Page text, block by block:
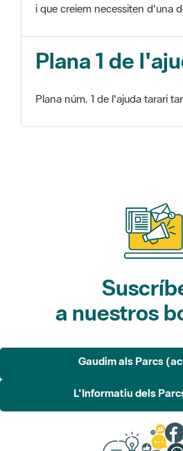
i que creiem necessiten d'una
Plana 1 de
Plana núm. 1 de l'ajuda tarari
a nuestros
Gaudim als Parcs
L'Informatiu dels